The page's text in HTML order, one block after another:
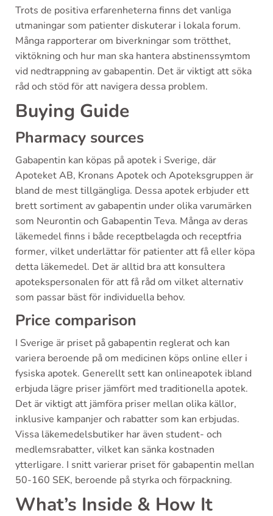
Trots de positiva erfarenheterna finns det vanliga
utmaningar som patienter diskuterar i lokala forum.
Många rapporterar om biverkningar som trötthet,
viktökning och hur man ska hantera abstinenssymtom
vid nedtrappning av gabapentin. Det är viktigt att söka
råd och stöd för att navigera dessa problem.
Buying Guide
Pharmacy sources
Gabapentin kan köpas på apotek i Sverige, där
Apoteket AB, Kronans Apotek och Apoteksgruppen är
bland de mest tillgängliga. Dessa apotek erbjuder ett
brett sortiment av gabapentin under olika varumärken
som Neurontin och Gabapentin Teva. Många av deras
läkemedel finns i både receptbelagda och receptfria
former, vilket underlättar för patienter att få eller köpa
detta läkemedel. Det är alltid bra att konsultera
apotekspersonalen för att få råd om vilket alternativ
som passar bäst för individuella behov.
Price comparison
I Sverige är priset på gabapentin reglerat och kan
variera beroende på om medicinen köps online eller i
fysiska apotek. Generellt sett kan onlineapotek ibland
erbjuda lägre priser jämfört med traditionella apotek.
Det är viktigt att jämföra priser mellan olika källor,
inklusive kampanjer och rabatter som kan erbjudas.
Vissa läkemedelsbutiker har även student- och
medlemsrabatter, vilket kan sänka kostnaden
ytterligare. I snitt varierar priset för gabapentin mellan
50-160 SEK, beroende på styrka och förpackning.
What’s Inside & How It